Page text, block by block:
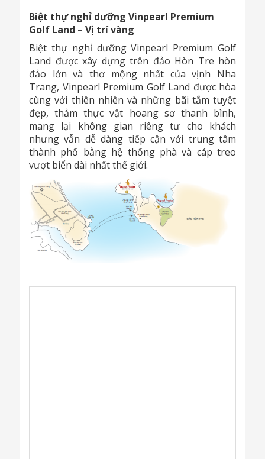
Biệt thự nghỉ dưỡng Vinpearl Premium
Golf Land – Vị trí vàng
Biệt thự nghỉ dưỡng Vinpearl Premium Golf
Land được xây dựng trên đảo Hòn Tre hòn
đảo lớn và thơ mộng nhất của vịnh Nha
Trang, Vinpearl Premium Golf Land được hòa
cùng với thiên nhiên và những bãi tắm tuyệt
đẹp, thảm thực vật hoang sơ thanh bình,
mang lại không gian riêng tư cho khách
nhưng vẫn dễ dàng tiếp cận với trung tâm
thành phố bằng hệ thống phà và cáp treo
vượt biển dài nhất thế giới.